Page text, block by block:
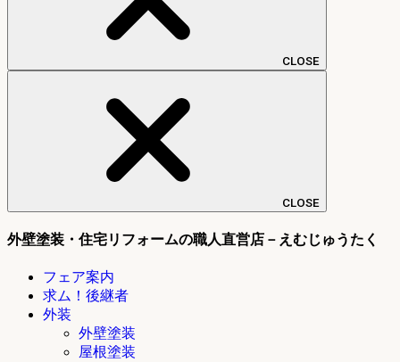
CLOSE
CLOSE
外壁塗装・住宅リフォームの職人直営店－えむじゅうたく
フェア案内
求ム！後継者
外装
外壁塗装
屋根塗装